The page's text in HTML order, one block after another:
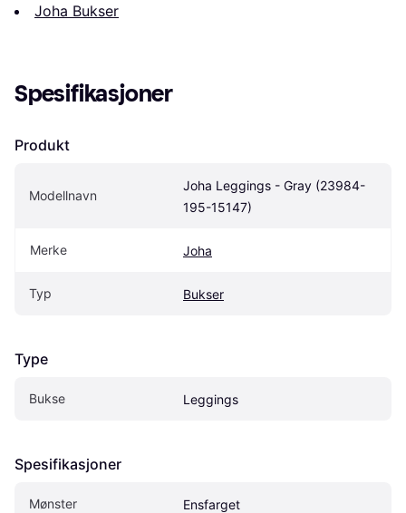
Joha Bukser
Spesifikasjoner
Produkt
Modellnavn
Joha Leggings - Gray (23984-
195-15147)
Merke Joha
Typ Bukser
Type
Bukse Leggings
Spesifikasjoner
Mønster Ensfarget